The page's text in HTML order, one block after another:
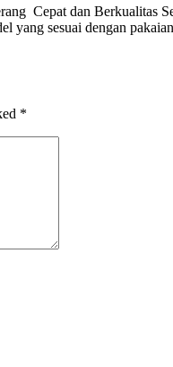
Cepat dan Berkualitas
yang sesuai dengan
*